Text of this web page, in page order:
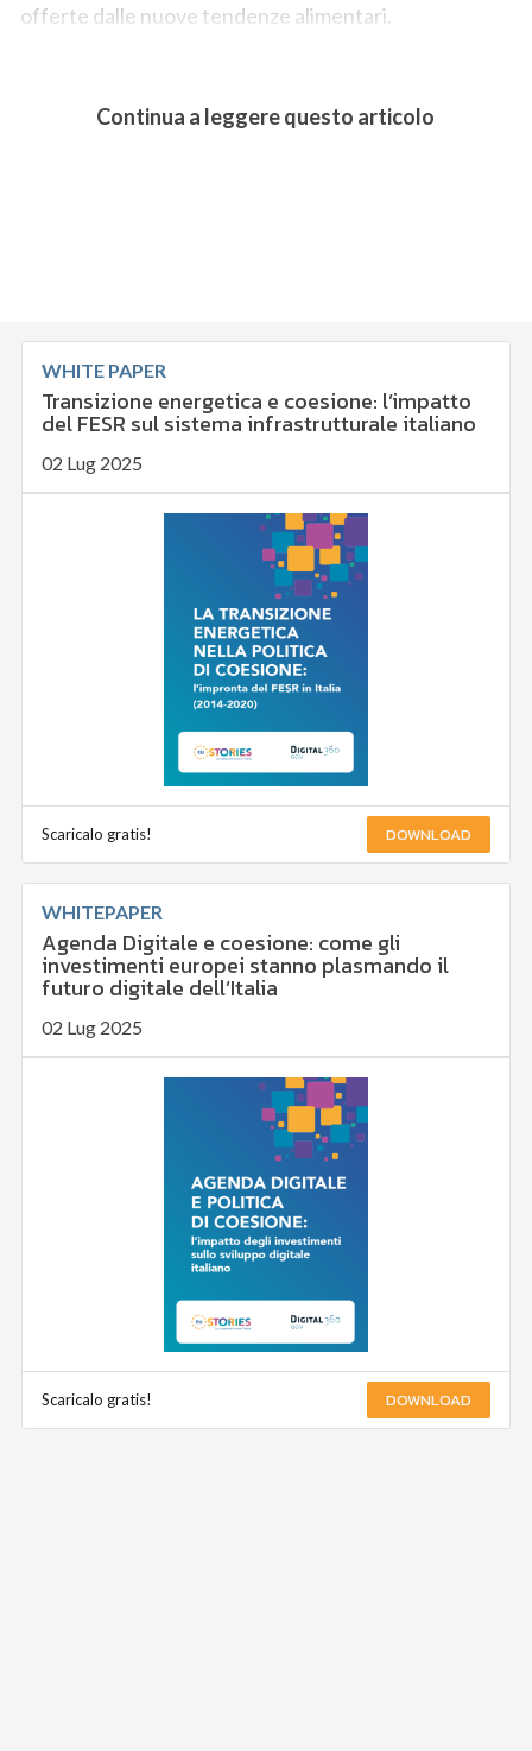
offerte dalle nuove tendenze alimentari.
Continua a leggere questo articolo
WHITE PAPER
Transizione energetica e coesione: l’impatto
del FESR sul sistema infrastrutturale italiano
02 Lug 2025
Scaricalo gratis! DOWNLOAD
WHITEPAPER
Agenda Digitale e coesione: come gli
investimenti europei stanno plasmando il
futuro digitale dell’Italia
02 Lug 2025
Scaricalo gratis! DOWNLOAD